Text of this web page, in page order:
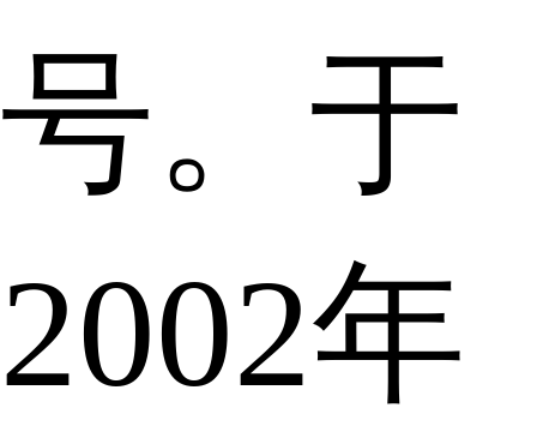
号。于
2002年